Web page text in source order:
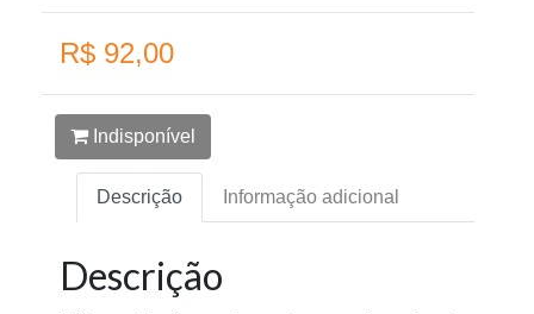
R$ 92,00
Indisponível
Descrição Informação adicional
Descrição